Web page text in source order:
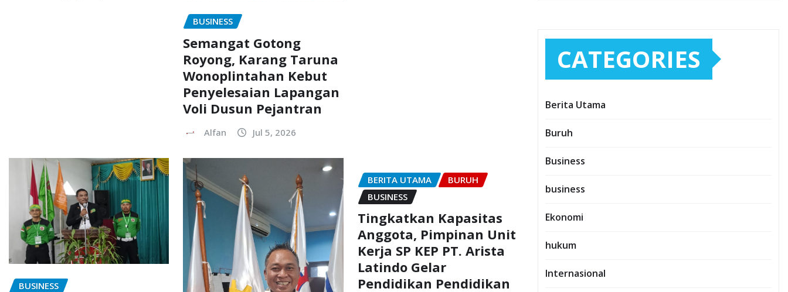
BUSINESS
Semangat Gotong
Royong, Karang Taruna
Wonoplintahan Kebut
Penyelesaian Lapangan
Voli Dusun Pejantran
Alfan Jul 5, 2026
BUSINESS
BERITA UTAMA
BURUH
BUSINESS
Tingkatkan Kapasitas
Anggota, Pimpinan Unit
Kerja SP KEP PT. Arista
Latindo Gelar
Pendidikan Pendidikan
CATEGORIES
Berita Utama
Buruh
Business
business
Ekonomi
hukum
Internasional